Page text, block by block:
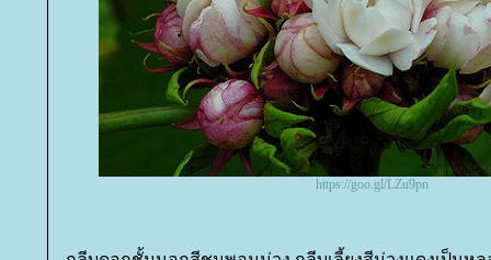
https://goo.gl/LZu9pn